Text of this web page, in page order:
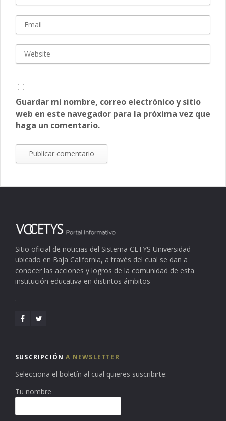
Guardar mi nombre, correo electrónico y sitio
web en este navegador para la próxima vez que
haga un comentario.
Sitio oficial de noticias del Sistema CETYS Universidad
ubicado en Baja California, a través del cual se dan a
conocer las acciones y logros de la comunidad de esta
institución educativa en distintos ámbitos
.
SUSCRIPCIÓNA NEWSLETTER
Selecciona el boletín al cual quieres suscribirte:
Tu nombre